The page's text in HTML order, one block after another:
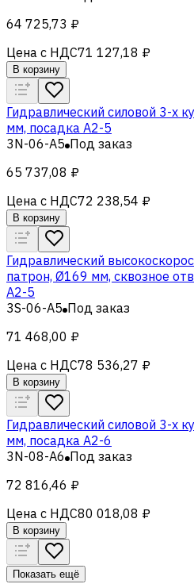
64 725,73 ₽
Цена с НДС71 127,18 ₽
В корзину
Гидравлический силовой 3-х
мм, посадка A2-5
3N-06-A5 Под заказ
65 737,08 ₽
Цена с НДС72 238,54 ₽
В корзину
Гидравлический
патрон, Ø169 мм, сквозное
A2-5
3S-06-A5 Под заказ
71 468,00 ₽
Цена с НДС78 536,27 ₽
В корзину
Гидравлический силовой 3-х
мм, посадка A2-6
3N-08-A6 Под заказ
72 816,46 ₽
Цена с НДС80 018,08 ₽
В корзину
Показать ещё